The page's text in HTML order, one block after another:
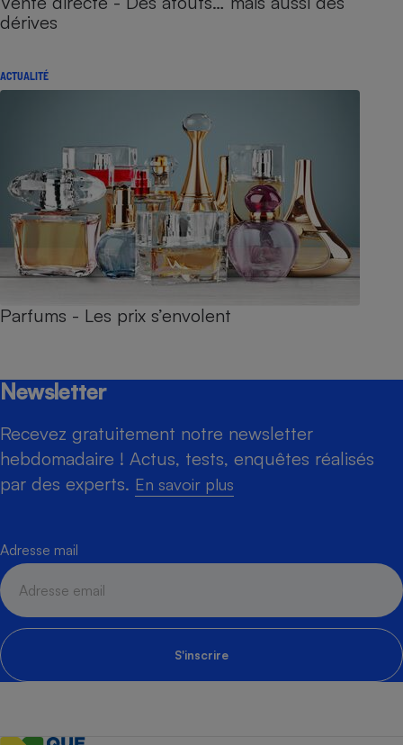
dérives
ACTUALITÉ
Parfums - Les prix s’envolent
Newsletter
Recevez gratuitement notre newsletter
hebdomadaire ! Actus, tests, enquêtes réalisés
par des experts. En savoir plus
Adresse mail
S'inscrire